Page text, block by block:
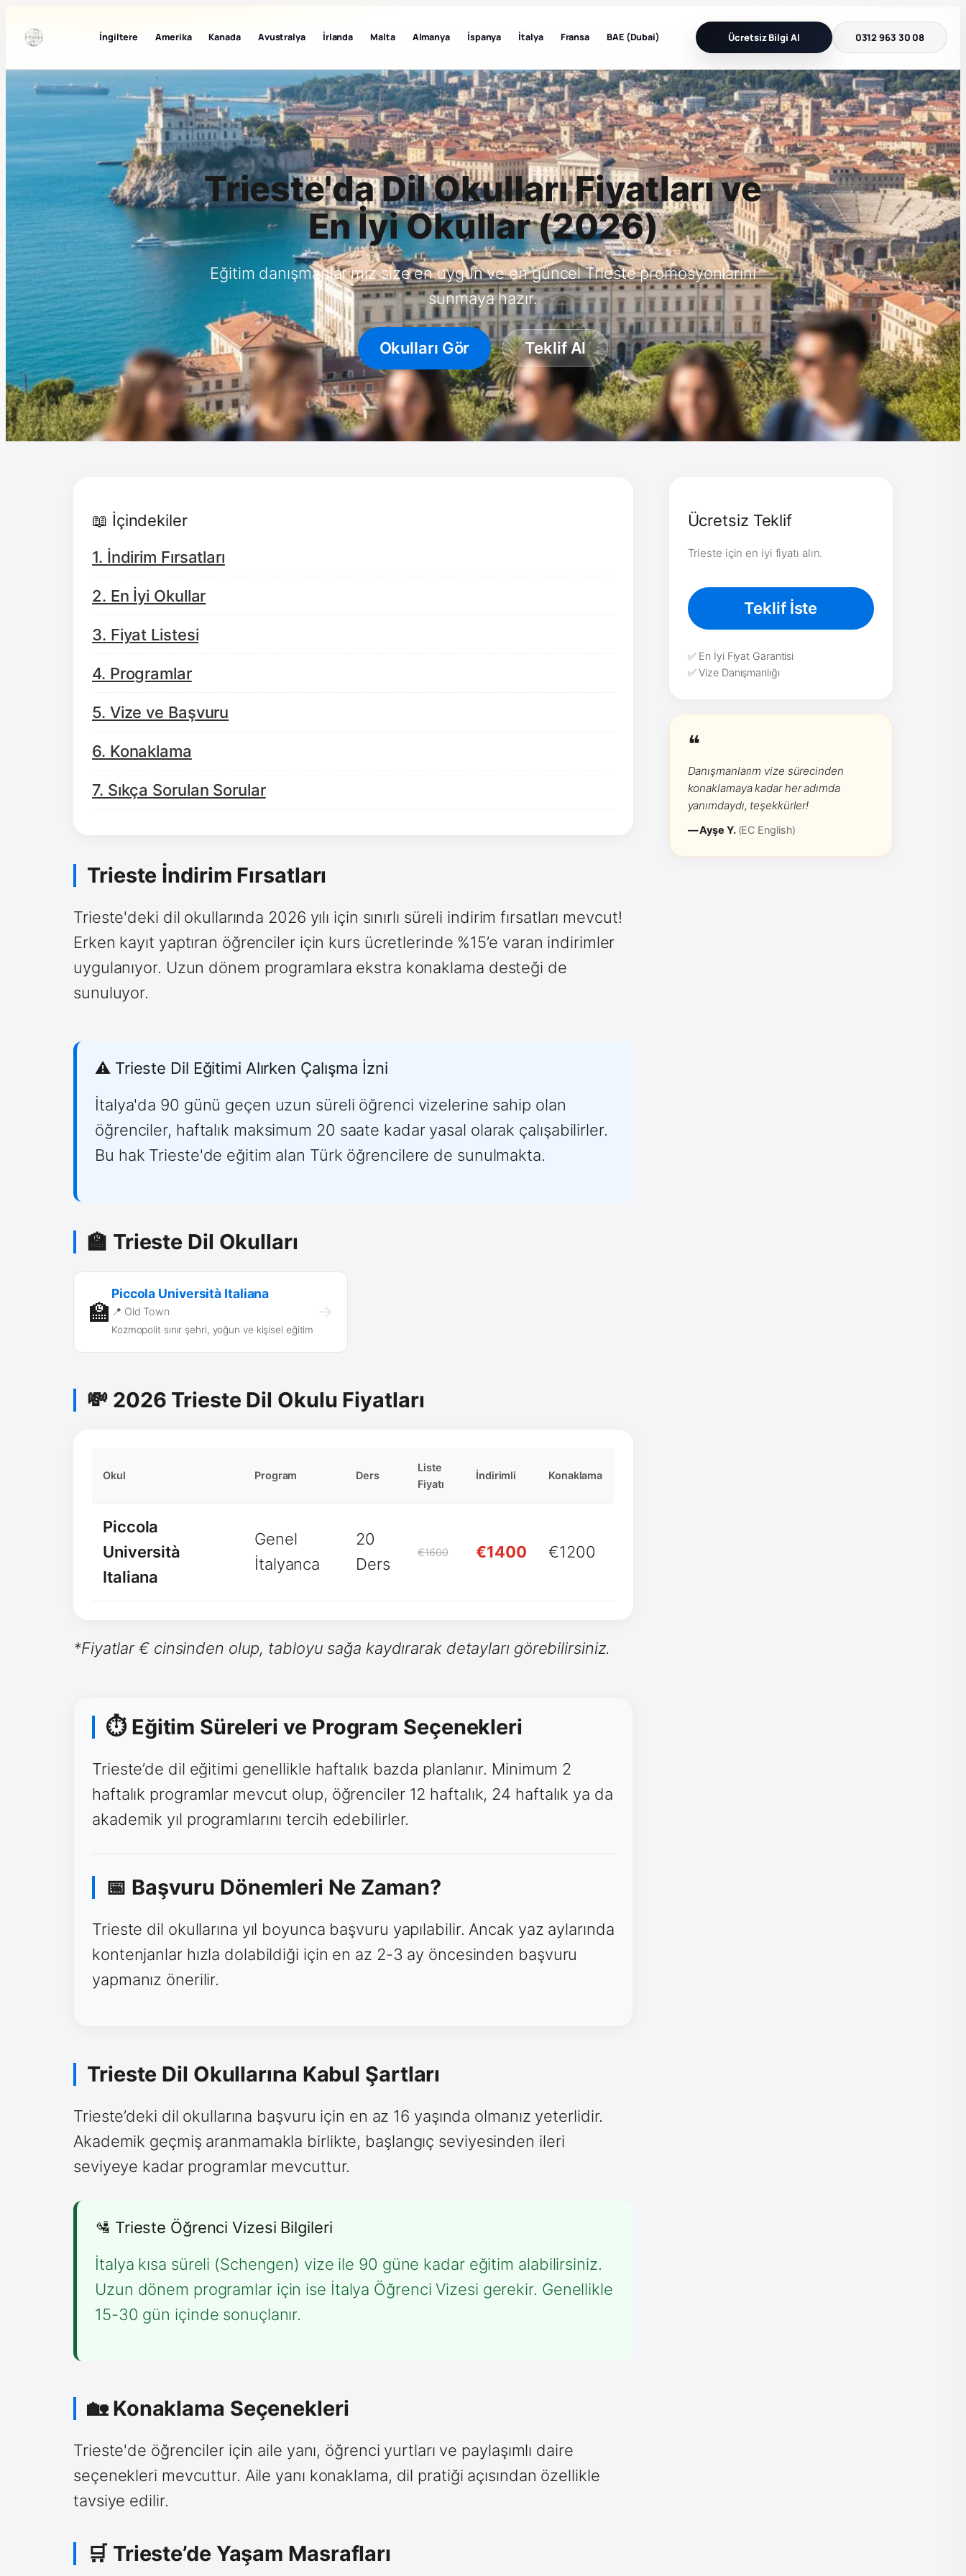
İngiltere Amerika Kanada Avustralya İrlanda Malta Almanya İspanya İtalya Fransa BAE (Dubai) Ücretsiz Bilgi Al 0312 963 30 08
Trieste'da Dil Okulları Fiyatları ve
En İyi Okullar (2026)
Eğitim danışmanlarımız size en uygun ve en güncel Trieste promosyonlarını
sunmaya hazır.
Okulları Gör Teklif Al
📖 İçindekiler
1. İndirim Fırsatları
2. En İyi Okullar
3. Fiyat Listesi
4. Programlar
5. Vize ve Başvuru
6. Konaklama
7. Sıkça Sorulan Sorular
Trieste İndirim Fırsatları
Trieste'deki dil okullarında 2026 yılı için sınırlı süreli indirim fırsatları mevcut!
Erken kayıt yaptıran öğrenciler için kurs ücretlerinde %15’e varan indirimler
uygulanıyor. Uzun dönem programlara ekstra konaklama desteği de
sunuluyor.
⚠️ Trieste Dil Eğitimi Alırken Çalışma İzni
İtalya'da 90 günü geçen uzun süreli öğrenci vizelerine sahip olan
öğrenciler, haftalık maksimum 20 saate kadar yasal olarak çalışabilirler.
Bu hak Trieste'de eğitim alan Türk öğrencilere de sunulmakta.
🏫 Trieste Dil Okulları
🏫
Piccola Università Italiana
📍 Old Town
Kozmopolit sınır şehri, yoğun ve kişisel eğitim
→
💸 2026 Trieste Dil Okulu Fiyatları
Okul Program Ders
Liste
Fiyatı
İndirimli Konaklama
Piccola
Università
Italiana
Genel
İtalyanca
20
Ders
€1600 €1400 €1200
*Fiyatlar € cinsinden olup, tabloyu sağa kaydırarak detayları görebilirsiniz.
⏱ Eğitim Süreleri ve Program Seçenekleri
Trieste’de dil eğitimi genellikle haftalık bazda planlanır. Minimum 2
haftalık programlar mevcut olup, öğrenciler 12 haftalık, 24 haftalık ya da
akademik yıl programlarını tercih edebilirler.
📅 Başvuru Dönemleri Ne Zaman?
Trieste dil okullarına yıl boyunca başvuru yapılabilir. Ancak yaz aylarında
kontenjanlar hızla dolabildiği için en az 2-3 ay öncesinden başvuru
yapmanız önerilir.
Trieste Dil Okullarına Kabul Şartları
Trieste’deki dil okullarına başvuru için en az 16 yaşında olmanız yeterlidir.
Akademik geçmiş aranmamakla birlikte, başlangıç seviyesinden ileri
seviyeye kadar programlar mevcuttur.
🛂 Trieste Öğrenci Vizesi Bilgileri
İtalya kısa süreli (Schengen) vize ile 90 güne kadar eğitim alabilirsiniz.
Uzun dönem programlar için ise İtalya Öğrenci Vizesi gerekir. Genellikle
15-30 gün içinde sonuçlanır.
🏡 Konaklama Seçenekleri
Trieste'de öğrenciler için aile yanı, öğrenci yurtları ve paylaşımlı daire
seçenekleri mevcuttur. Aile yanı konaklama, dil pratiği açısından özellikle
tavsiye edilir.
🛒 Trieste’de Yaşam Masrafları
Ücretsiz Teklif
Trieste için en iyi fiyatı alın.
Teklif İste
✅ En İyi Fiyat Garantisi
✅ Vize Danışmanlığı
❝
Danışmanlarım vize sürecinden
konaklamaya kadar her adımda
yanımdaydı, teşekkürler!
— Ayşe Y. (EC English)